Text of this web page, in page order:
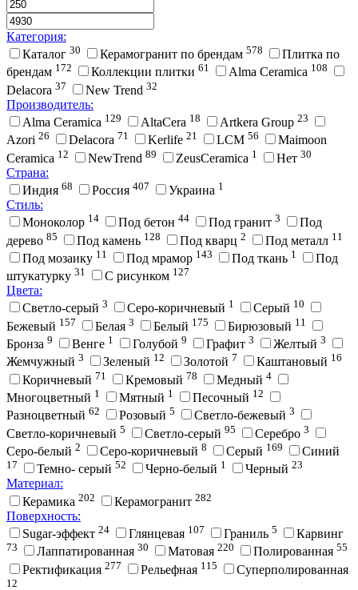
Категория:
Каталог 30 Керамогранит по брендам 578
Плитка по
брендам 172 Коллекции плитки 61 Alma Ceramica 108
Delacora 37 New Trend 32
Производитель:
Alma Ceramica 129 AltaCera 18 Artkera Group 23
Azori 26 Delacora 71 Kerlife 21 LCM 56
Maimoon
Ceramica 12 NewTrend 89 ZeusCeramica 1 Нет 30
Страна:
Индия 68 Россия 407 Украина 1
Стиль:
Моноколор 14 Под бетон 44 Под гранит 3
Под
дерево 85 Под камень 128 Под кварц 2 Под металл 11
Под мозаику 11 Под мрамор 143 Под ткань 1
Под
штукатурку 31 С рисунком 127
Цвета:
Cветло-серый 3 Cеро-коричневый 1 Cерый 10
Бежевый 157 Белая 3 Белый 175 Бирюзовый 11
Бронза 9 Венге 1 Голубой 9 Графит 3 Желтый 3
Жемчужный 3 Зеленый 12 Золотой 7 Каштановый 16
Коричневый 71 Кремовый 78 Медный 4
Многоцветный 1 Мятный 1 Песочный 12
Разноцветный 62 Розовый 5 Светло-бежевый 3
Светло-коричневый 5 Светло-серый 95 Серебро 3
Серо-белый 2 Серо-коричневый 8 Серый 169 Синий
17 Темно- серый 52 Черно-белый 1 Черный 23
Материал:
Керамика 202 Керамогранит 282
Поверхность:
Sugar-эффект 24 Глянцевая 107 Граниль 5 Карвинг
73 Лаппатированная 30 Матовая 220 Полированная 55
Ректификация 277 Рельефная 115 Суперполированная
12